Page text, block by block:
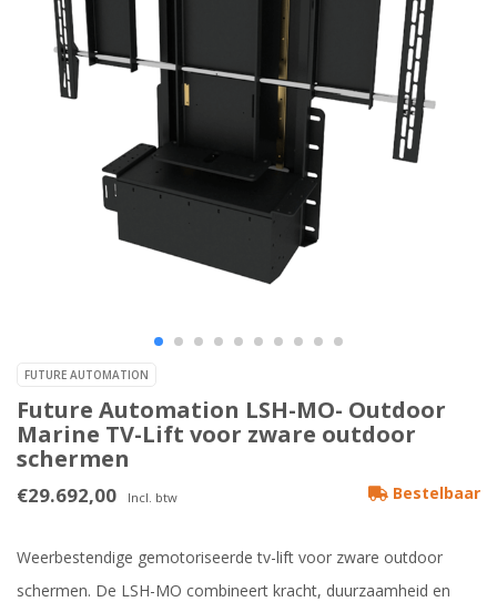
FUTURE AUTOMATION
Future Automation LSH-MO- Outdoor
Marine TV-Lift voor zware outdoor
schermen
€29.692,00 Incl. btw Bestelbaar
Weerbestendige gemotoriseerde tv-lift voor zware outdoor
schermen. De LSH-MO combineert kracht, duurzaamheid en